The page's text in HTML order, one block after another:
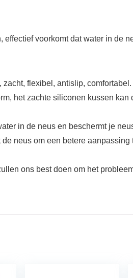
voorkomt dat water in de
flexibel, antislip, comfortabel.
het zachte siliconen kussen
in de neus en beschermt je
neus om een betere
ons best doen om het